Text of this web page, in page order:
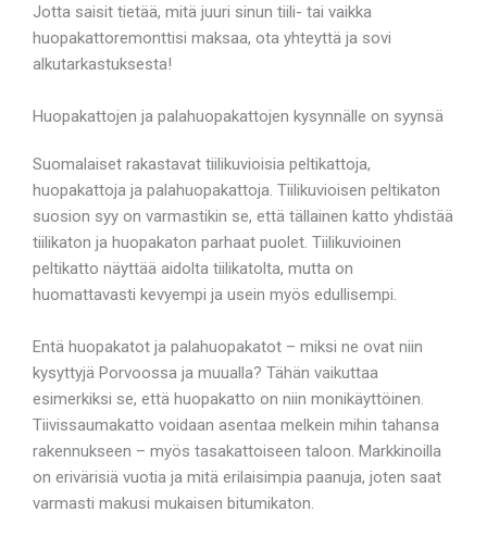
Jotta saisit tietää, mitä juuri sinun tiili- tai vaikka
huopakattoremonttisi maksaa, ota yhteyttä ja sovi
alkutarkastuksesta!
Huopakattojen ja palahuopakattojen kysynnälle on syynsä
Suomalaiset rakastavat tiilikuvioisia peltikattoja,
huopakattoja ja palahuopakattoja. Tiilikuvioisen peltikaton
suosion syy on varmastikin se, että tällainen katto yhdistää
tiilikaton ja huopakaton parhaat puolet. Tiilikuvioinen
peltikatto näyttää aidolta tiilikatolta, mutta on
huomattavasti kevyempi ja usein myös edullisempi.
Entä huopakatot ja palahuopakatot – miksi ne ovat niin
kysyttyjä Porvoossa ja muualla? Tähän vaikuttaa
esimerkiksi se, että huopakatto on niin monikäyttöinen.
Tiivissaumakatto voidaan asentaa melkein mihin tahansa
rakennukseen – myös tasakattoiseen taloon. Markkinoilla
on erivärisiä vuotia ja mitä erilaisimpia paanuja, joten saat
varmasti makusi mukaisen bitumikaton.